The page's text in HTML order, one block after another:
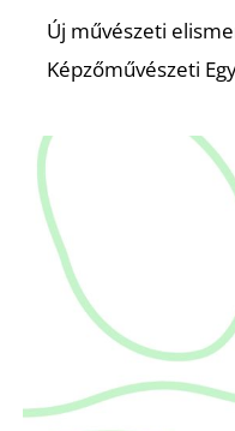
Új művészeti
Képzőművészeti